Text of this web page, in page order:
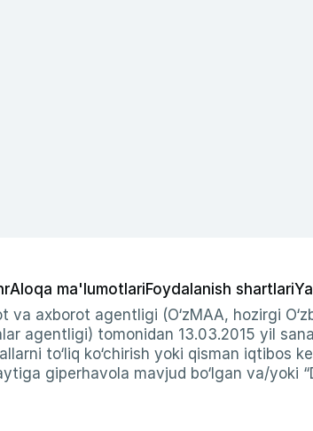
Aloqa ma'lumotlariFoydalanish shartlari
va axborot agentligi (O‘zMAA, hozirgi
agentligi) tomonidan 13.03.2015 yil
to‘liq ko‘chirish yoki qisman
giperhavola mavjud bo‘lgan va/yoki